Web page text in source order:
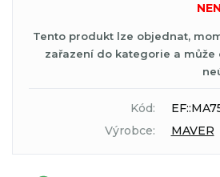
Tento produkt lze objednat,
zařazení do kategorie a může
Kód:
Výrobce:
MAVER